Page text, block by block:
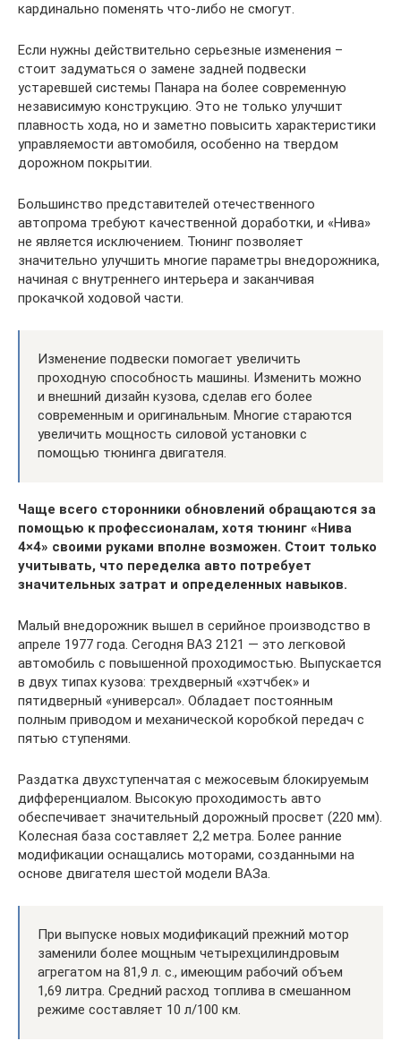
кардинально поменять что-либо не смогут.
Если нужны действительно серьезные изменения –
стоит задуматься о замене задней подвески
устаревшей системы Панара на более современную
независимую конструкцию. Это не только улучшит
плавность хода, но и заметно повысить характеристики
управляемости автомобиля, особенно на твердом
дорожном покрытии.
Большинство представителей отечественного
автопрома требуют качественной доработки, и «Нива»
не является исключением. Тюнинг позволяет
значительно улучшить многие параметры внедорожника,
начиная с внутреннего интерьера и заканчивая
прокачкой ходовой части.
Изменение подвески помогает увеличить
проходную способность машины. Изменить можно
и внешний дизайн кузова, сделав его более
современным и оригинальным. Многие стараются
увеличить мощность силовой установки с
помощью тюнинга двигателя.
Чаще всего сторонники обновлений обращаются за
помощью к профессионалам, хотя тюнинг «Нива
4×4» своими руками вполне возможен. Стоит только
учитывать, что переделка авто потребует
значительных затрат и определенных навыков.
Малый внедорожник вышел в серийное производство в
апреле 1977 года. Сегодня ВАЗ 2121 — это легковой
автомобиль с повышенной проходимостью. Выпускается
в двух типах кузова: трехдверный «хэтчбек» и
пятидверный «универсал». Обладает постоянным
полным приводом и механической коробкой передач с
пятью ступенями.
Раздатка двухступенчатая с межосевым блокируемым
дифференциалом. Высокую проходимость авто
обеспечивает значительный дорожный просвет (220 мм).
Колесная база составляет 2,2 метра. Более ранние
модификации оснащались моторами, созданными на
основе двигателя шестой модели ВАЗа.
При выпуске новых модификаций прежний мотор
заменили более мощным четырехцилиндровым
агрегатом на 81,9 л. с., имеющим рабочий объем
1,69 литра. Средний расход топлива в смешанном
режиме составляет 10 л/100 км.